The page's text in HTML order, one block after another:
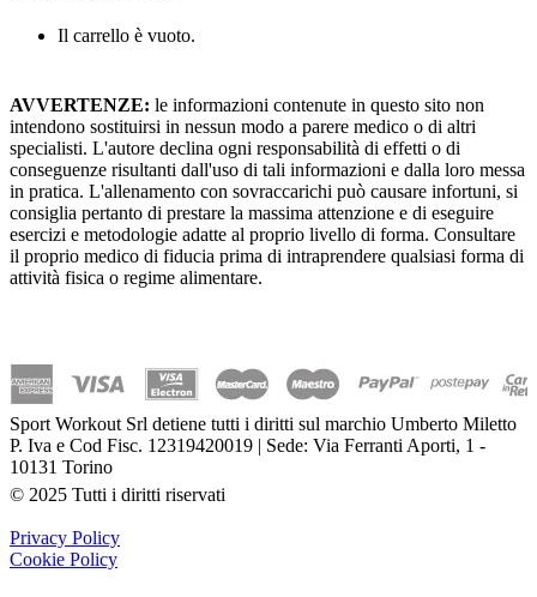
Il carrello è vuoto.
AVVERTENZE: le informazioni contenute in questo sito non
intendono sostituirsi in nessun modo a parere medico o di altri
specialisti. L'autore declina ogni responsabilità di effetti o di
conseguenze risultanti dall'uso di tali informazioni e dalla loro messa
in pratica. L'allenamento con sovraccarichi può causare infortuni, si
consiglia pertanto di prestare la massima attenzione e di eseguire
esercizi e metodologie adatte al proprio livello di forma. Consultare
il proprio medico di fiducia prima di intraprendere qualsiasi forma di
attività fisica o regime alimentare.
Sport Workout Srl detiene tutti i diritti sul marchio Umberto Miletto
P. Iva e Cod Fisc. 12319420019 | Sede: Via Ferranti Aporti, 1 -
10131 Torino
© 2025 Tutti i diritti riservati
Privacy Policy
Cookie Policy